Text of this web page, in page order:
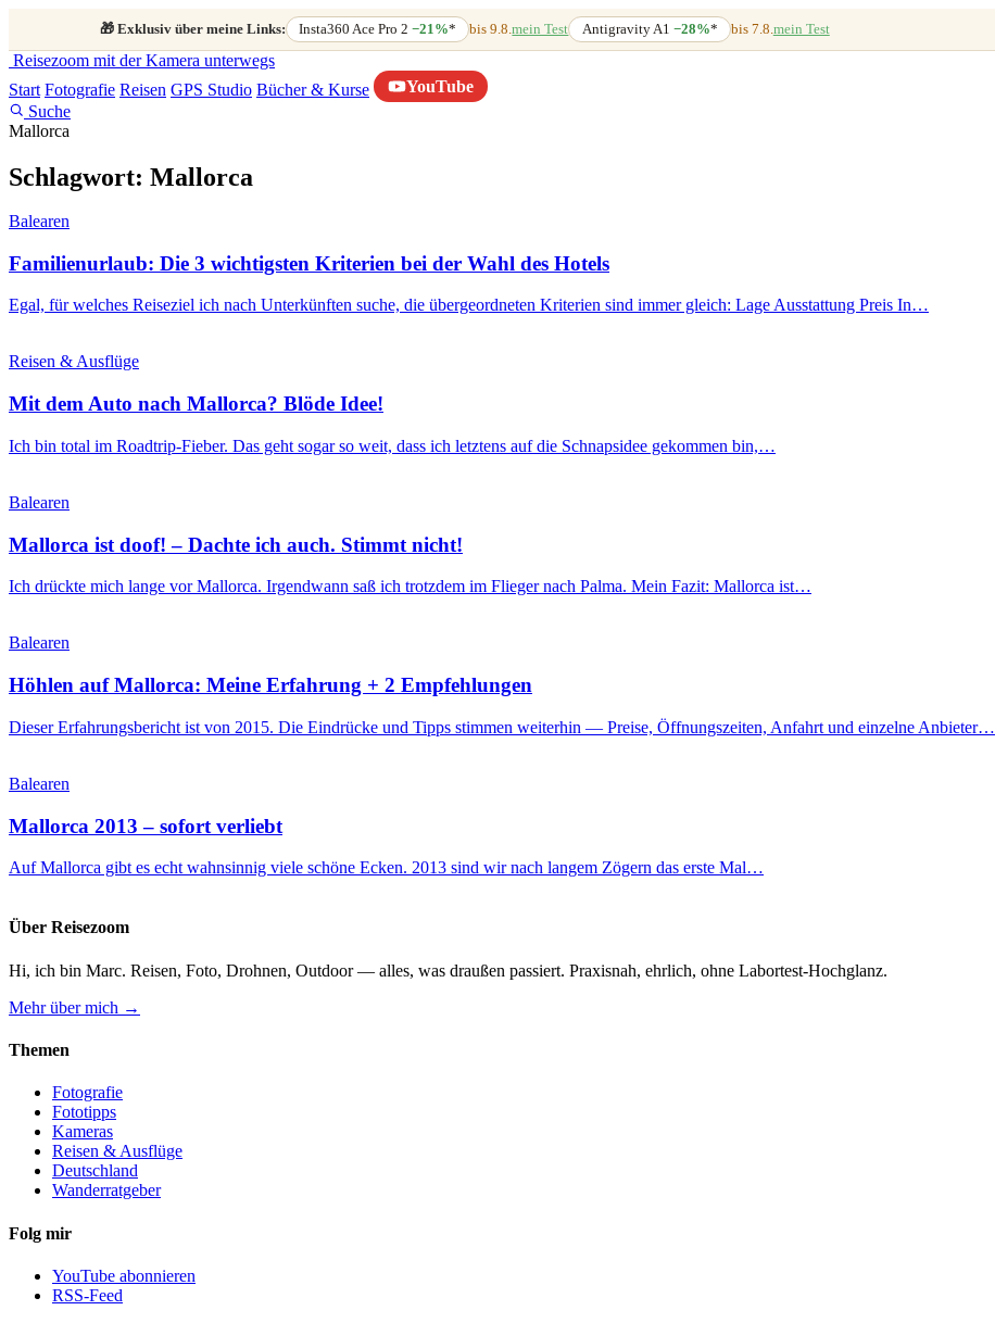
🎁 Exklusiv über meine Links: Insta360 Ace Pro 2−21%* bis 9.8.mein Test Antigravity A1 −28%* bis 7.8.mein Test
Reisezoom mit der Kamera unterwegs
Start Fotografie Reisen GPS Studio Bücher & Kurse
YouTube
Suche
Mallorca
Schlagwort: Mallorca
Balearen
Familienurlaub: Die 3 wichtigsten Kriterien bei der Wahl des Hotels
Egal, für welches Reiseziel ich nach Unterkünften suche, die übergeordneten Kriterien sind immer gleich: Lage Ausstattung Preis In…
Reisen & Ausflüge
Mit dem Auto nach Mallorca? Blöde Idee!
Ich bin total im Roadtrip-Fieber. Das geht sogar so weit, dass ich letztens auf die Schnapsidee gekommen bin,…
Balearen
Mallorca ist doof! – Dachte ich auch. Stimmt nicht!
Ich drückte mich lange vor Mallorca. Irgendwann saß ich trotzdem im Flieger nach Palma. Mein Fazit: Mallorca ist…
Balearen
Höhlen auf Mallorca: Meine Erfahrung + 2 Empfehlungen
Dieser Erfahrungsbericht ist von 2015. Die Eindrücke und Tipps stimmen weiterhin — Preise, Öffnungszeiten, Anfahrt und einzelne Anbieter…
Balearen
Mallorca 2013 – sofort verliebt
Auf Mallorca gibt es echt wahnsinnig viele schöne Ecken. 2013 sind wir nach langem Zögern das erste Mal…
Über Reisezoom
Hi, ich bin Marc. Reisen, Foto, Drohnen, Outdoor — alles, was draußen passiert. Praxisnah, ehrlich, ohne Labortest-Hochglanz.
Mehr über mich →
Themen
Fotografie
Fototipps
Kameras
Reisen & Ausflüge
Deutschland
Wanderratgeber
Folg mir
YouTube abonnieren
RSS-Feed